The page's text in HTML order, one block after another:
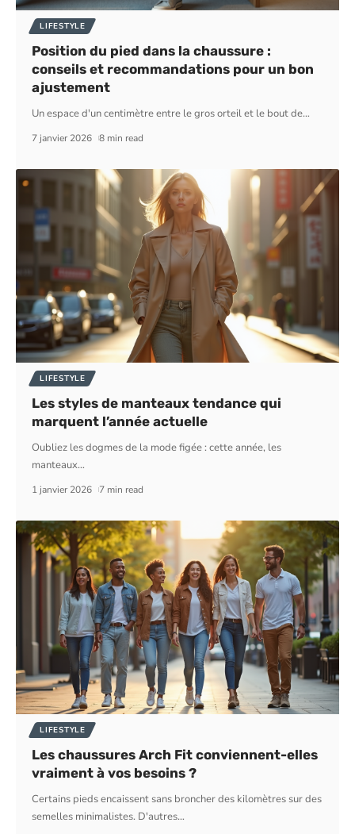
LIFESTYLE
Position du pied dans la chaussure :
conseils et recommandations pour un bon
ajustement
Un espace d'un centimètre entre le gros orteil et le bout de…
7 janvier 2026 8 min read
LIFESTYLE
Les styles de manteaux tendance qui
marquent l’année actuelle
Oubliez les dogmes de la mode figée : cette année, les
manteaux…
1 janvier 2026 7 min read
LIFESTYLE
Les chaussures Arch Fit conviennent-elles
vraiment à vos besoins ?
Certains pieds encaissent sans broncher des kilomètres sur des
semelles minimalistes. D'autres…